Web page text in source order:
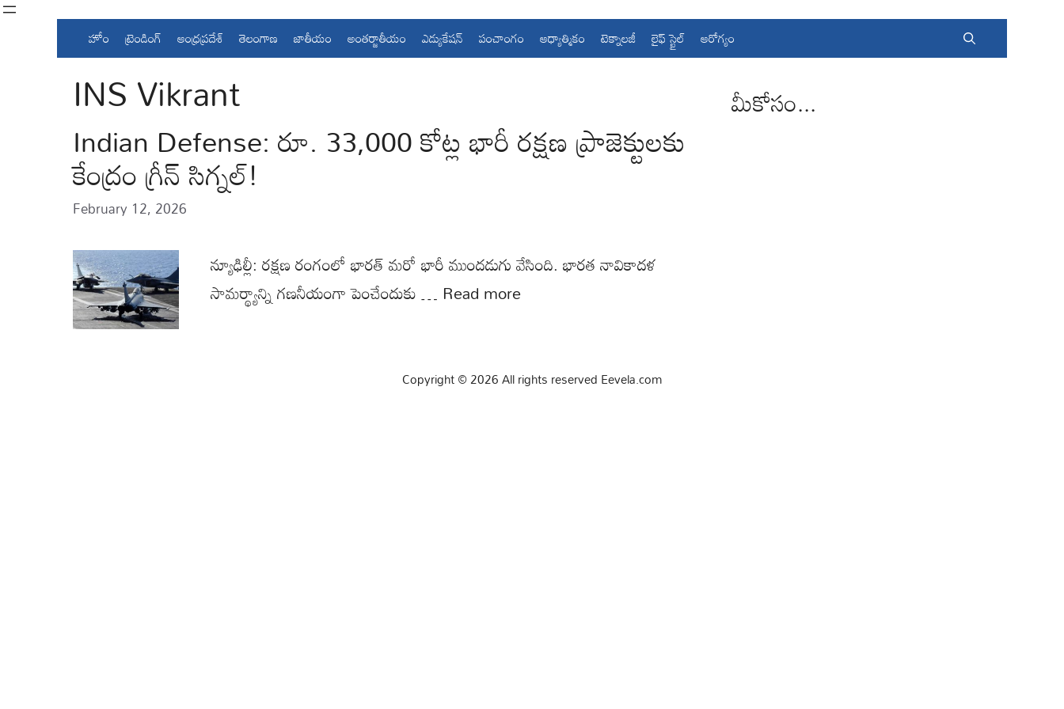
Skip
హోం ట్రెండింగ్ ఆంధ్రప్రదేశ్ తెలంగాణ జాతీయం అంతర్జాతీయం ఎడ్యుకేషన్ పంచాంగం ఆధ్యాత్మికం టెక్నాలజీ లైఫ్ స్టైల్ ఆరోగ్యం
INS Vikrant
Indian Defense: రూ. 33,000 కోట్ల భారీ రక్షణ ప్రాజెక్టులకు
కేంద్రం గ్రీన్ సిగ్నల్!
February 12, 2026
న్యూఢిల్లీ: రక్షణ రంగంలో భారత్ మరో భారీ ముందడుగు వేసింది. భారత నావికాదళ
సామర్థ్యాన్ని గణనీయంగా పెంచేందుకు … Read more
మీకోసం...
Copyright © 2026 All rights reserved Eevela.com